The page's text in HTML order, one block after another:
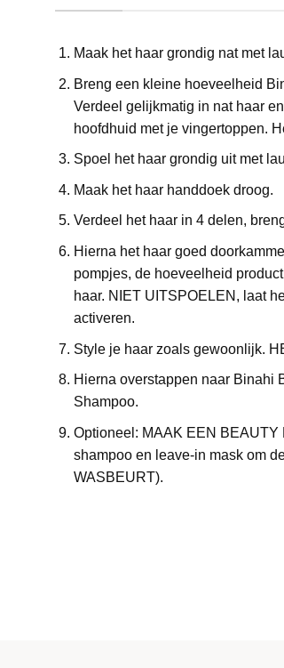
Maak het haar grondig nat met
Breng een kleine hoeveelheid
Verdeel gelijkmatig in nat haar
hoofdhuid met je vingertoppen.
Spoel het haar grondig uit met
Maak het haar handdoek droog.
Verdeel het haar in 4 delen,
Hierna het haar goed
pompjes, de hoeveelheid
haar. NIET UITSPOELEN, laat
activeren.
Style je haar zoals gewoonlijk.
Hierna overstappen naar Binahi
Shampoo.
Optioneel: MAAK EEN BEAUTY
shampoo en leave-in mask om
WASBEURT).